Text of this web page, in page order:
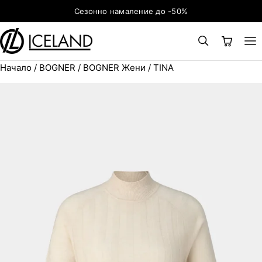
Към съдържаниетоСезонно намаление до -50%
Начало / BOGNER / BOGNER Жени / TINA